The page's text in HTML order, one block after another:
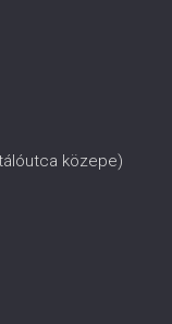
közepe)